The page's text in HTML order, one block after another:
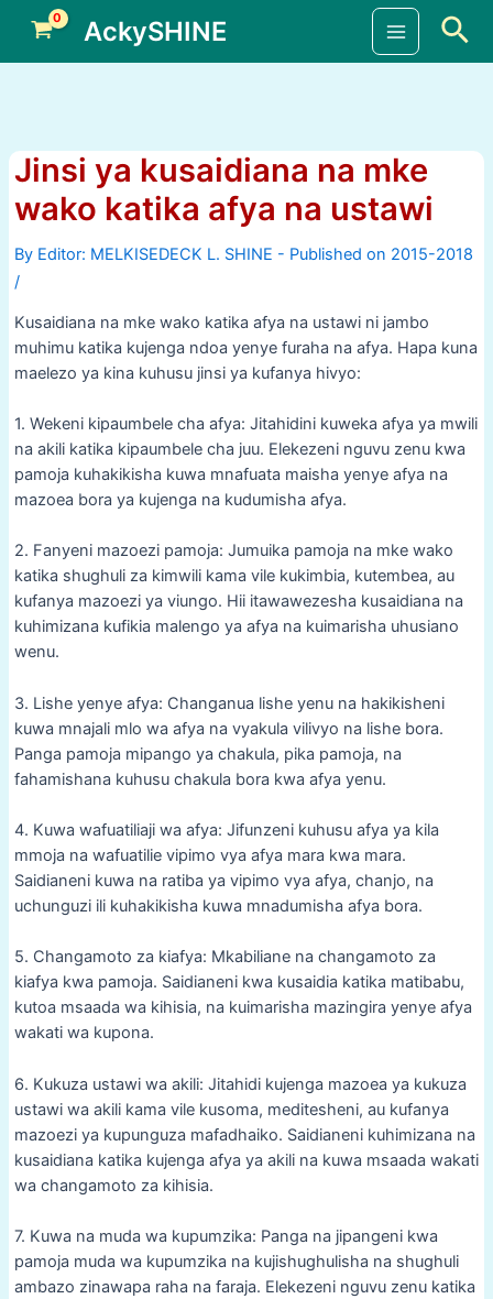
content
AckySHINE
Main
Jinsi ya kusaidiana na mke
wako katika afya na ustawi
By
/
Kusaidiana na mke wako katika afya na ustawi ni jambo
muhimu katika kujenga ndoa yenye furaha na afya. Hapa kuna
maelezo ya kina kuhusu jinsi ya kufanya hivyo:
1. Wekeni kipaumbele cha afya: Jitahidini kuweka afya ya mwili
na akili katika kipaumbele cha juu. Elekezeni nguvu zenu kwa
pamoja kuhakikisha kuwa mnafuata maisha yenye afya na
mazoea bora ya kujenga na kudumisha afya.
2. Fanyeni mazoezi pamoja: Jumuika pamoja na mke wako
katika shughuli za kimwili kama vile kukimbia, kutembea, au
kufanya mazoezi ya viungo. Hii itawawezesha kusaidiana na
kuhimizana kufikia malengo ya afya na kuimarisha uhusiano
wenu.
3. Lishe yenye afya: Changanua lishe yenu na hakikisheni
kuwa mnajali mlo wa afya na vyakula vilivyo na lishe bora.
Panga pamoja mipango ya chakula, pika pamoja, na
fahamishana kuhusu chakula bora kwa afya yenu.
4. Kuwa wafuatiliaji wa afya: Jifunzeni kuhusu afya ya kila
mmoja na wafuatilie vipimo vya afya mara kwa mara.
Saidianeni kuwa na ratiba ya vipimo vya afya, chanjo, na
uchunguzi ili kuhakikisha kuwa mnadumisha afya bora.
5. Changamoto za kiafya: Mkabiliane na changamoto za
kiafya kwa pamoja. Saidianeni kwa kusaidia katika matibabu,
kutoa msaada wa kihisia, na kuimarisha mazingira yenye afya
wakati wa kupona.
6. Kukuza ustawi wa akili: Jitahidi kujenga mazoea ya kukuza
ustawi wa akili kama vile kusoma, meditesheni, au kufanya
mazoezi ya kupunguza mafadhaiko. Saidianeni kuhimizana na
kusaidiana katika kujenga afya ya akili na kuwa msaada wakati
wa changamoto za kihisia.
7. Kuwa na muda wa kupumzika: Panga na jipangeni kwa
pamoja muda wa kupumzika na kujishughulisha na shughuli
ambazo zinawapa raha na faraja. Elekezeni nguvu zenu katika